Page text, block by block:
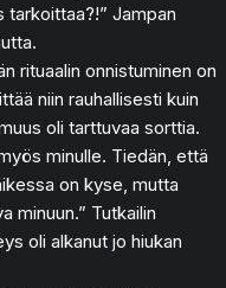
Jampan
rituaalin onnistuminen on
niin rauhallisesti kuin
oli tarttuvaa sorttia.
minulle. Tiedän, että
on kyse, mutta
minuun.” Tutkailin
oli alkanut jo hiukan